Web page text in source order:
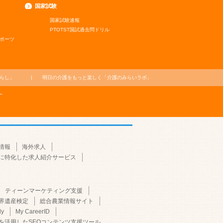
ーツ
国家試験
国家試験速報
PTOTST国試過去問ドリル
し」 明日の介護をもっと楽しく 「介護のみらいラボ」
報
海外求人
特化した求人紹介サービス
ティーンマーケティング支援
遺産検定
総合農業情報サイト
My CareerID